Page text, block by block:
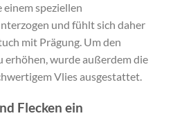
einem speziellen
und fühlt sich daher
mit Prägung. Um den
erhöhen, wurde außerdem die
Vlies ausgestattet.
Flecken ein